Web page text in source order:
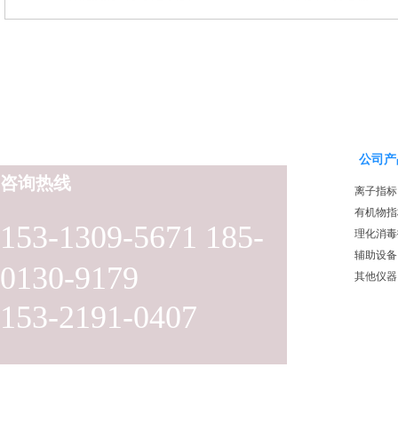
153-1309-5671 185-
0130-9179
153-2191-0407
咨询热线
公司
离子指标
有机物
理化消
辅助设备
其他仪器